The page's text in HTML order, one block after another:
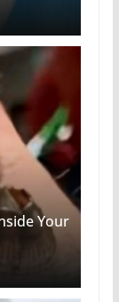
Your